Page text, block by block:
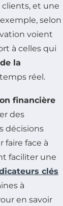
clients, et une
selon
voient
à celles qui
la
réel.
financière
des
décisions
faire face à
faciliter une
clés
à
en savoir